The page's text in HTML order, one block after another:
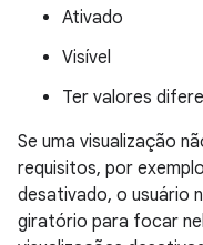
Ativado
Visível
Ter valores
Se uma visualização
requisitos, por
desativado, o usuário
giratório para focar